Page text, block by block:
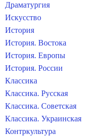
Драматургия
Искусство
История
История. Востока
История. Европы
История. России
Классика
Классика. Русская
Классика. Советская
Классика. Украинская
Контркультура